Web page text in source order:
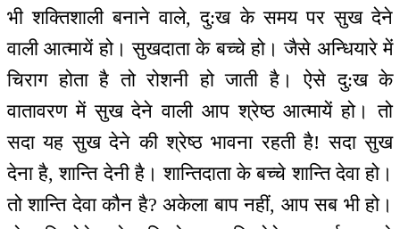
भी शक्तिशाली बनाने वाले, दु:ख के समय पर सुख देने
वाली आत्मायें हो। सुखदाता के बच्चे हो। जैसे अन्धियारे में
चिराग होता है तो रोशनी हो जाती है। ऐसे दु:ख के
वातावरण में सुख देने वाली आप श्रेष्ठ आत्मायें हो। तो
सदा यह सुख देने की श्रेष्ठ भावना रहती है! सदा सुख
देना है, शान्ति देनी है। शान्तिदाता के बच्चे शान्ति देवा हो।
तो शान्ति देवा कौन है? अकेला बाप नहीं, आप सब भी हो।